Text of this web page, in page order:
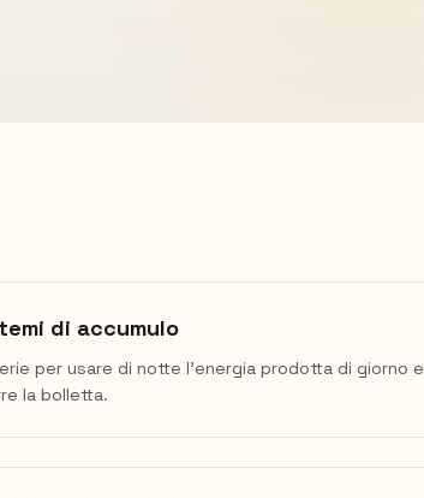
di accumulo
per usare di notte l'energia prodotta di giorno e
la bolletta.